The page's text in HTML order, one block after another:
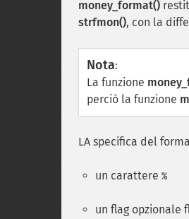
money_format()
strfmon(), con la
Nota:
La funzione
perciò la funzione
LA specifica del
un carattere %
un flag opzionale